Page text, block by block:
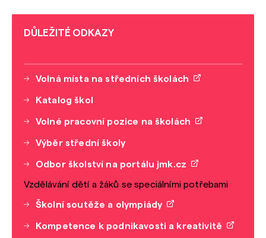
DŮLEŽITÉ ODKAZY
Volná místa na středních školách
Katalog škol
Volné pracovní pozice na školách
Výběr střední školy
Odbor školství na portálu jmk.cz
Vzdělávání dětí a žáků se speciálními potřebami
Školní soutěže a olympiády
Kompetence k podnikavosti a kreativitě